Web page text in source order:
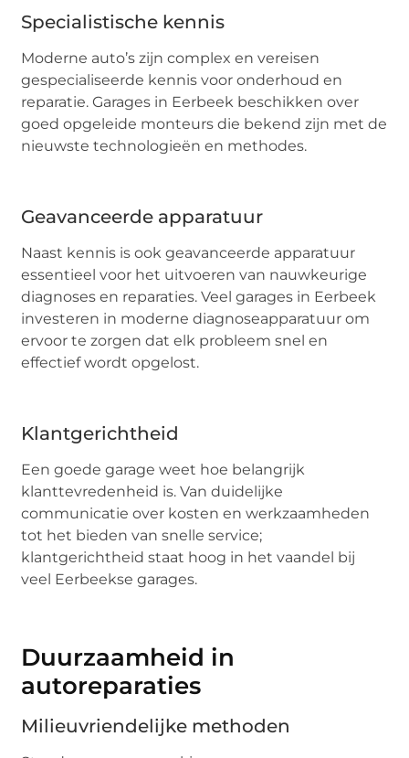
Specialistische kennis
Moderne auto’s zijn complex en vereisen
gespecialiseerde kennis voor onderhoud en
reparatie. Garages in Eerbeek beschikken over
goed opgeleide monteurs die bekend zijn met de
nieuwste technologieën en methodes.
Geavanceerde apparatuur
Naast kennis is ook geavanceerde apparatuur
essentieel voor het uitvoeren van nauwkeurige
diagnoses en reparaties. Veel garages in Eerbeek
investeren in moderne diagnoseapparatuur om
ervoor te zorgen dat elk probleem snel en
effectief wordt opgelost.
Klantgerichtheid
Een goede garage weet hoe belangrijk
klanttevredenheid is. Van duidelijke
communicatie over kosten en werkzaamheden
tot het bieden van snelle service;
klantgerichtheid staat hoog in het vaandel bij
veel Eerbeekse garages.
Duurzaamheid in
autoreparaties
Milieuvriendelijke methoden